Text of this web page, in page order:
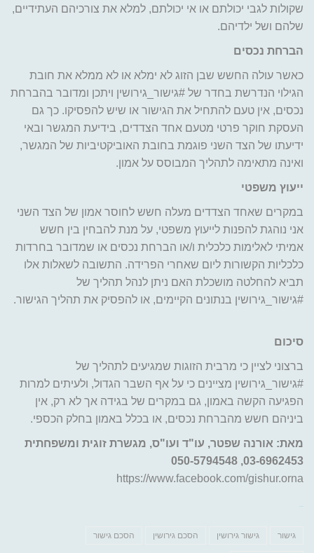
שקולות לגבי יכולתם או אי יכולתם, למלא את צורכיהם העתידיים,
שלהם ושל ילדיהם.
הברחת נכסים
כאשר עולה החשש שבן הזוג לא ימלא או לא ממלא את חובת
הגילוי הנדרשת בחדר של #גישור_גירושין ויתכן ומדובר בהברחת
נכסים, אין טעם להתחיל את הגישור או שיש להפסיקו. כך גם
העסקת חוקר פרטי מטעם אחד הצדדים, בידיעת המגשר ובאי
ידיעתו של הצד השני פוגמת בחובת האוביקטיביות של המגשר,
ואינה מתאימה לתהליך המבוסס על אמון.
ייעוץ משפטי
במקרים שאחד הצדדים מעלה חשש לחוסר אמון של הצד השני
אני נוהגת להפנות לייעוץ משפטי, על מנת להבחין בין חשש
אמיתי לאלימות כלכלית ו/או הברחת נכסים או שמדובר בחרדות
כלכליות הקשורות ליום שאחרי הפרידה. התשובה לשאלות אלו
תביא להחלטה מושכלת האם ניתן לנהל תהליך של
#גישור_גירושין בנתונים הקיימים, או להפסיק את תהליך הגישור.
סיכום
ברצוני לציין כי מרבית הזוגות שמגיעים לתהליך של
#גישור_גירושין מציינים כי על אף השבר הגדול, ולעיתים למרות
הפגיעה הקשה באמון, גם במקרים של בגידה אך לא רק, אין
ביניהם חשש מהברחת נכסים, או בכלל באמון בחלק הכספי.
מאת: אורנה שפטר, עו"ד ועו"ס, מגשרת זוגית ומשפחתית
03-6962453, 050-5794548
https://www.facebook.com/gishur.orna
גישור גישור גירושין הסכם גירושין הסכם גישור